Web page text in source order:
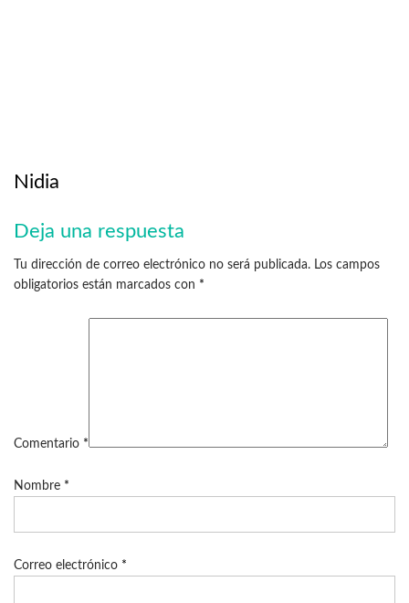
Nidia
Deja una respuesta
Tu dirección de correo electrónico no será publicada. Los campos
obligatorios están marcados con *
Comentario *
Nombre *
Correo electrónico *